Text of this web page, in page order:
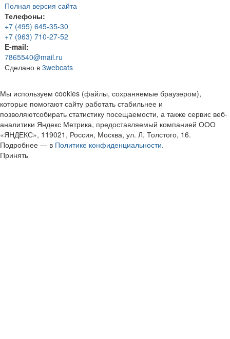
Полная версия сайта
Телефоны:
+7 (495) 645-35-30
+7 (963) 710-27-52
E-mail:
7865540@mail.ru
Сделано в 3webcats
Мы используем cookies (файлы, сохраняемые браузером),
которые помогают сайту работать стабильнее и
позволяютсобирать статистику посещаемости, а также сервис веб-
аналитики Яндекс Метрика, предоставляемый компанией ООО
«ЯНДЕКС», 119021, Россия, Москва, ул. Л. Толстого, 16.
Подробнее — в Политике конфиденциальности.
Принять